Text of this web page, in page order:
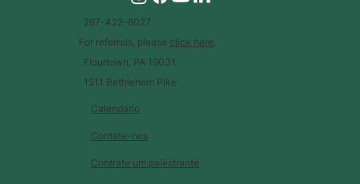
Calendário
Contate-nos
Contrate um palestrante
267-422-6027
For referrals, please click here
Flourtown, PA 19031
1511 Bethlehem Pike